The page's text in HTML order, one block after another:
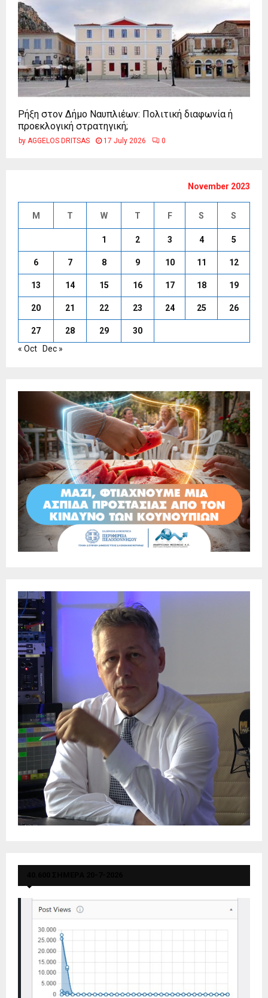
Ρήξη στον Δήμο Ναυπλιέων: Πολιτική διαφωνία ή
προεκλογική στρατηγική;
by AGGELOS DRITSAS 17 July 2026 0
November 2023
M T W T F S S
1 2 3 4 5
6 7 8 9 10 11 12
13 14 15 16 17 18 19
20 21 22 23 24 25 26
27 28 29
30
« Oct
Dec »